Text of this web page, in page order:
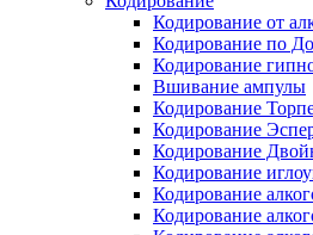
Кодирование от
Кодирование по
Кодирование
Вшивание ампулы
Кодирование
Кодирование
Кодирование
Кодирование
Кодирование
Кодирование